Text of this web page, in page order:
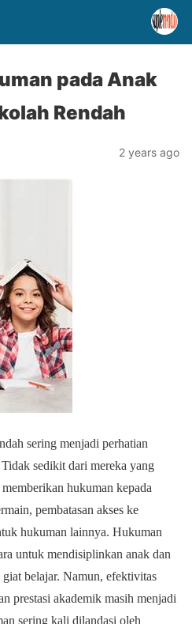
pada Anak
Rendah
2 years ago
sering menjadi perhatian
sedikit dari mereka yang
hukuman kepada
pembatasan akses ke
hukuman lainnya. Hukuman
untuk mendisiplinkan anak dan
belajar. Namun, efektivitas
prestasi akademik masih menjadi
sering kali dilandasi oleh